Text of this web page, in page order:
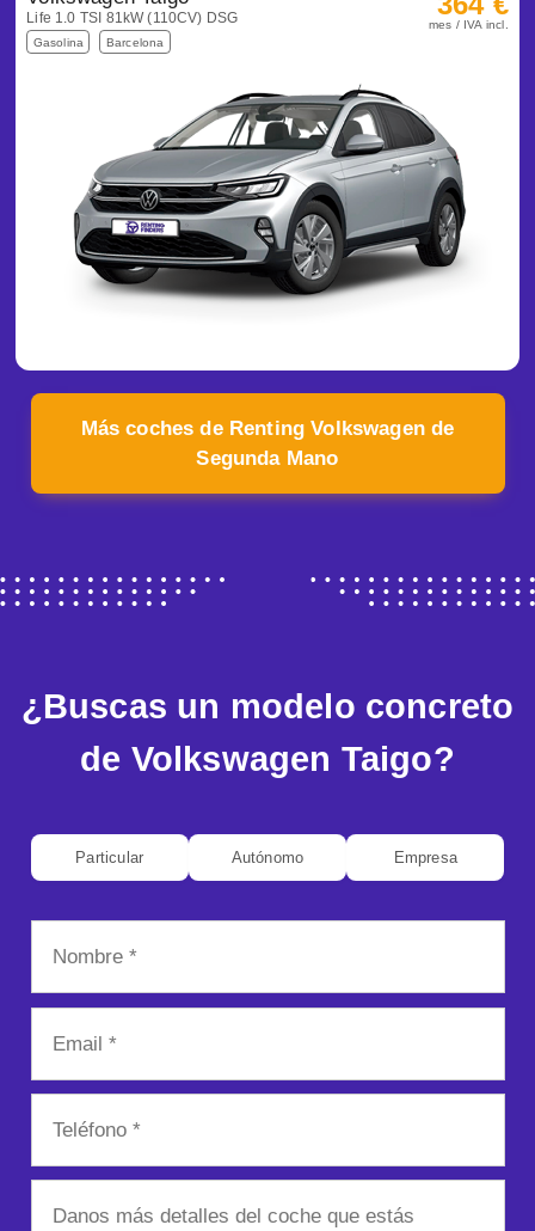
Life 1.0 TSI 81kW (110CV) DSG
Gasolina Barcelona
mes / IVA incl.
Más coches de Renting Volkswagen de
Segunda Mano
¿Buscas un modelo concreto
de Volkswagen Taigo?
Particular Autónomo Empresa